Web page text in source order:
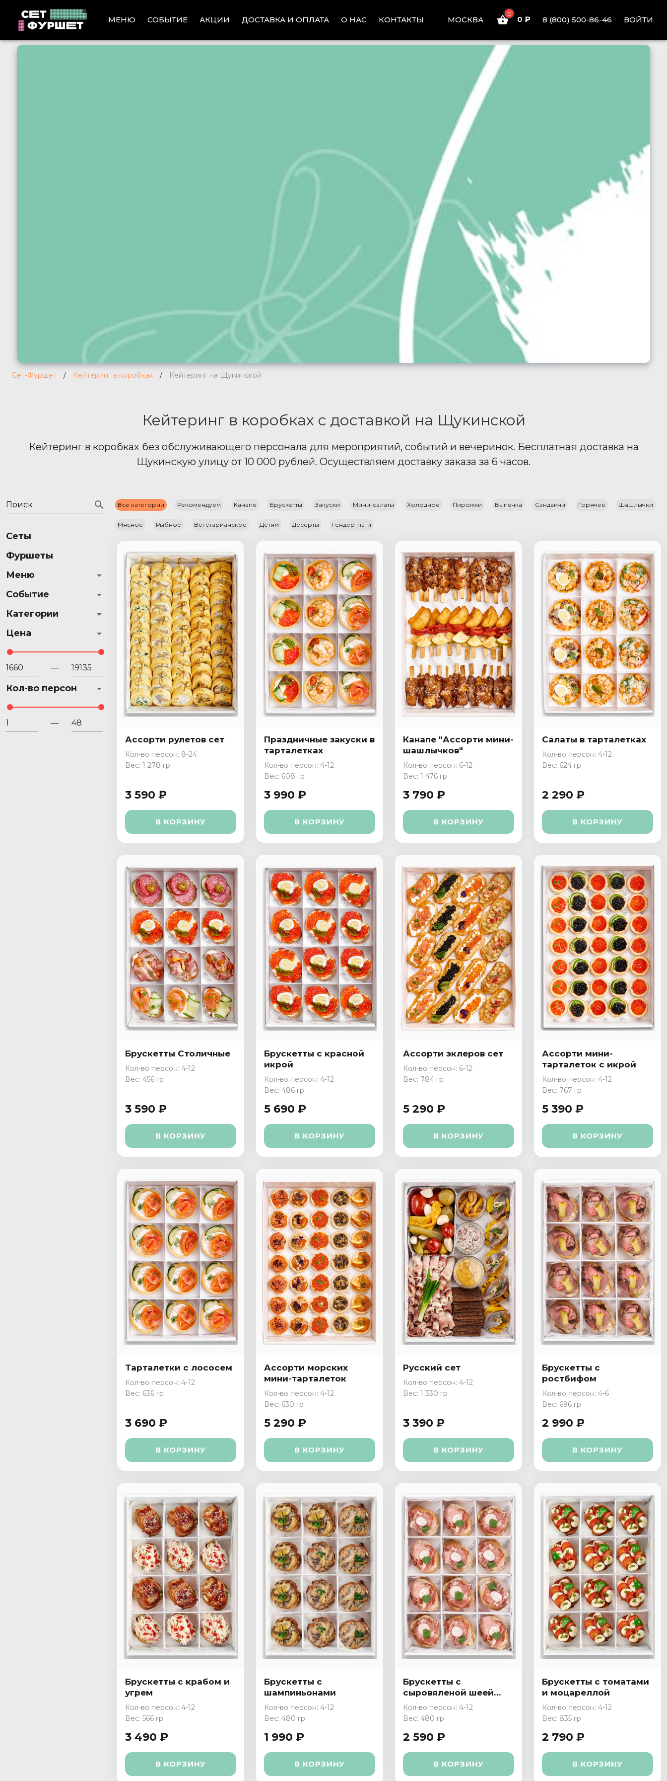
МЕНЮ СОБЫТИЕ АКЦИИ ДОСТАВКА И ОПЛАТА О НАС КОНТАКТЫ МОСКВА
0
0 ₽ 8 (800) 500-86-46 ВОЙТИ
Сет-Фуршет / Кейтеринг в коробках / Кейтеринг на Щукинской
Кейтеринг в коробках с доставкой на Щукинской
Кейтеринг в коробках без обслуживающего персонала для мероприятий, событий и вечеринок. Бесплатная доставка на
Щукинскую улицу от 10 000 рублей. Осуществляем доставку заказа за 6 часов.
Поиск
Сеты
Фуршеты
Меню
Событие
Категории
Цена
—
Кол-во персон
—
Все категории Рекомендуем Канапе Брускетты Закуски Мини-салаты Холодное Пирожки Выпечка Сэндвичи Горячее Шашлычки
Мясное Рыбное Вегетарианское Детям Десерты Гендер-пати
Ассорти рулетов сет
Кол-во персон: 8-24
Вес: 1 278 гр
3 590 ₽
В КОРЗИНУ
Праздничные закуски в
тарталетках
Кол-во персон: 4-12
Вес: 608 гр
3 990 ₽
В КОРЗИНУ
Канапе "Ассорти мини-
шашлычков"
Кол-во персон: 6-12
Вес: 1 476 гр
3 790 ₽
В КОРЗИНУ
Салаты в тарталетках
Кол-во персон: 4-12
Вес: 624 гр
2 290 ₽
В КОРЗИНУ
Брускетты Столичные
Кол-во персон: 4-12
Вес: 456 гр
3 590 ₽
В КОРЗИНУ
Брускетты с красной
икрой
Кол-во персон: 4-12
Вес: 486 гр
5 690 ₽
В КОРЗИНУ
Ассорти эклеров сет
Кол-во персон: 6-12
Вес: 784 гр
5 290 ₽
В КОРЗИНУ
Ассорти мини-
тарталеток с икрой
Кол-во персон: 4-12
Вес: 767 гр
5 390 ₽
В КОРЗИНУ
Тарталетки с лососем
Кол-во персон: 4-12
Вес: 636 гр
3 690 ₽
В КОРЗИНУ
Ассорти морских
мини-тарталеток
Кол-во персон: 4-12
Вес: 630 гр
5 290 ₽
В КОРЗИНУ
Русский сет
Кол-во персон: 4-12
Вес: 1 330 гр
3 390 ₽
В КОРЗИНУ
Брускетты с
ростбифом
Кол-во персон: 4-6
Вес: 696 гр
2 990 ₽
В КОРЗИНУ
Брускетты с крабом и
угрем
Кол-во персон: 4-12
Вес: 566 гр
3 490 ₽
В КОРЗИНУ
Брускетты с
шампиньонами
Кол-во персон: 4-12
Вес: 480 гр
1 990 ₽
В КОРЗИНУ
Брускетты с
сыровяленой шеей
«Коппа»
Кол-во персон: 4-12
Вес: 480 гр
2 590 ₽
В КОРЗИНУ
Брускетты с томатами
и моцареллой
Кол-во персон: 4-12
Вес: 835 гр
2 790 ₽
В КОРЗИНУ